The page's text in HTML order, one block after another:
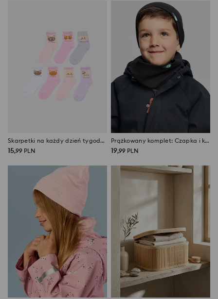
Skarpetki na każdy dzień tygodnia z nadrukiem kotów 7 pack
15,99 PLN
Prążkowany komplet: Czapka i komin z naszywką
19,99 PLN